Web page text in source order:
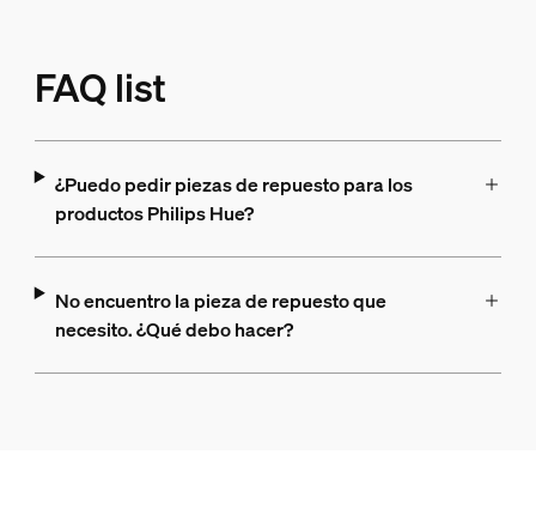
FAQ list
¿Puedo pedir piezas de repuesto para los
productos Philips Hue?
No encuentro la pieza de repuesto que
necesito. ¿Qué debo hacer?